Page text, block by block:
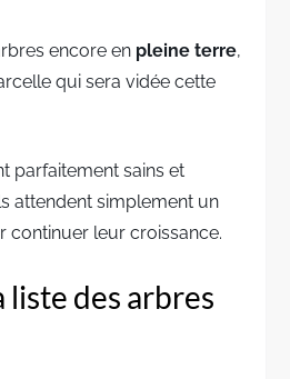
encore en pleine terre,
qui sera vidée cette
parfaitement sains et
attendent simplement un
continuer leur croissance.
liste des arbres